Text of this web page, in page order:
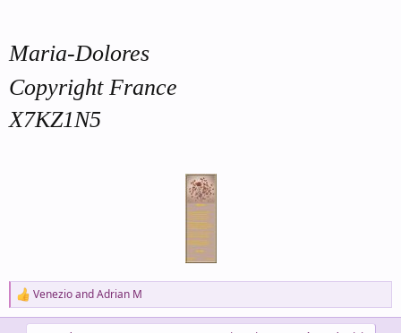
Maria-Dolores
Copyright France
X7KZ1N5
R
e
VenezioandAdrian M